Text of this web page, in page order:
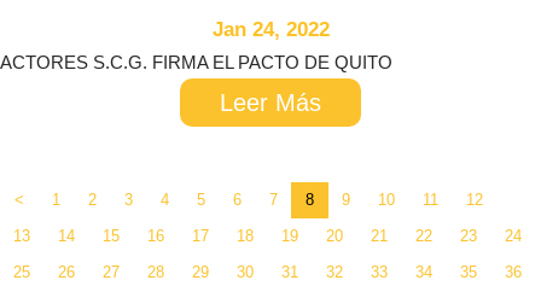
Jan 24, 2022
​ACTORES S.C.G. FIRMA EL PACTO DE QUITO
Leer Más
< 1 2 3 4 5 6 7 8 9 10 11
12
13
14 15 16 17 18 19 20 21 22 23
24
25
26 27 28 29 30 31 32 33 34 35
36